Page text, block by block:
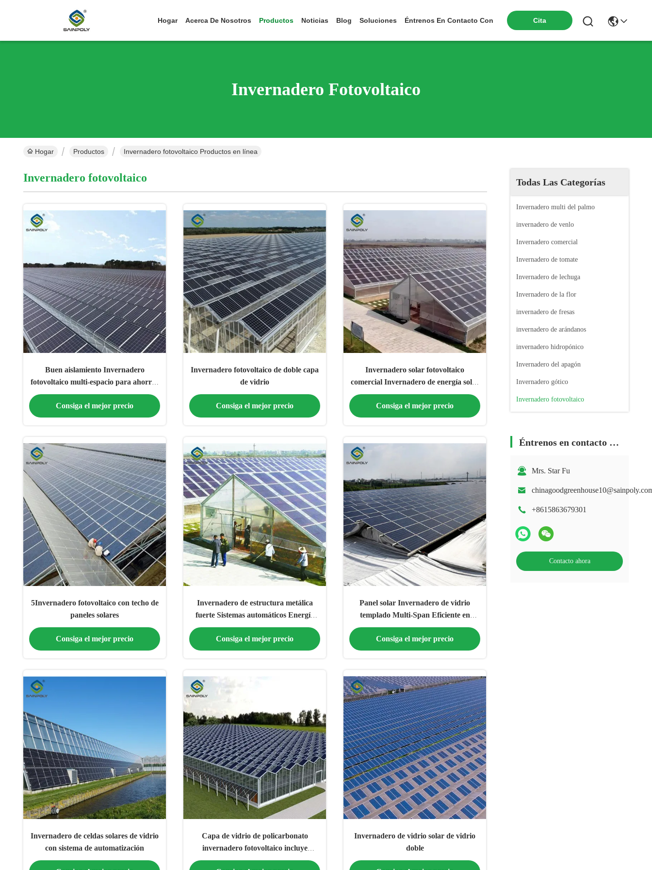
Hogar Acerca De Nosotros Productos Noticias Blog Soluciones Éntrenos En Contacto Con Cita
Invernadero Fotovoltaico
Hogar Productos Invernadero fotovoltaico Productos en línea
Todas Las Categorías
Invernadero multi del palmo
invernadero de venlo
Invernadero comercial
Invernadero de tomate
Invernadero de lechuga
Invernadero de la flor
invernadero de fresas
invernadero de arándanos
invernadero hidropónico
Invernadero del apagón
Invernadero gótico
Invernadero fotovoltaico
Éntrenos en contacto con
Mrs. Star Fu
+8615863679301
Contacto ahora
Invernadero fotovoltaico
Buen aislamiento Invernadero
fotovoltaico multi-espacio para ahorrar
energía
Consiga el mejor precio
Invernadero fotovoltaico de doble capa
de vidrio
Consiga el mejor precio
Invernadero solar fotovoltaico
comercial Invernadero de energía solar
Diseño moderno
Consiga el mejor precio
5Invernadero fotovoltaico con techo de
paneles solares
Consiga el mejor precio
Invernadero de estructura metálica
fuerte Sistemas automáticos Energía
solar Invernadero
Consiga el mejor precio
Panel solar Invernadero de vidrio
templado Multi-Span Eficiente en
energía
Consiga el mejor precio
Invernadero de celdas solares de vidrio
con sistema de automatización
Capa de vidrio de policarbonato
invernadero fotovoltaico incluye
sistemas automatizados
Invernadero de vidrio solar de vidrio
doble